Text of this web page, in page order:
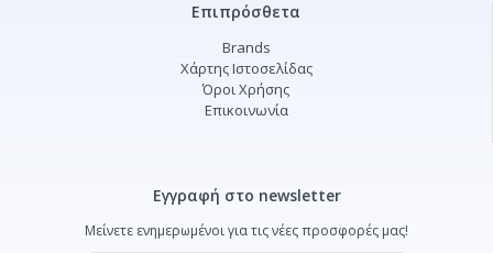
Επιπρόσθετα
Brands
Χάρτης Ιστοσελίδας
Όροι Χρήσης
Επικοινωνία
Εγγραφή στο newsletter
Μείνετε ενημερωμένοι για τις νέες προσφορές μας!